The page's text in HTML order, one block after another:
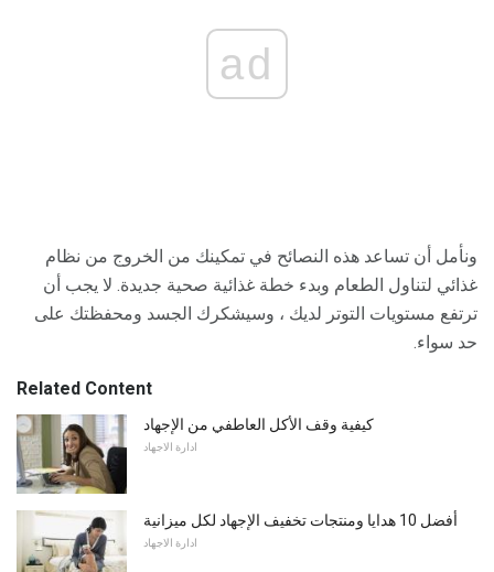
ad
ونأمل أن تساعد هذه النصائح في تمكينك من الخروج من نظام
غذائي لتناول الطعام وبدء خطة غذائية صحية جديدة. لا يجب أن
ترتفع مستويات التوتر لديك ، وسيشكرك الجسد ومحفظتك على
حد سواء.
Related Content
كيفية وقف الأكل العاطفي من الإجهاد
ادارة الاجهاد
أفضل 10 هدايا ومنتجات تخفيف الإجهاد لكل ميزانية
ادارة الاجهاد